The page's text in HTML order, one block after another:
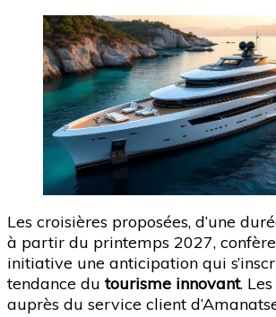
Les croisières proposées, d’une
à partir du printemps 2027,
initiative une anticipation qui
tendance dutourisme innovant.
auprès du service client